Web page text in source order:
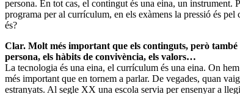
persona. En tot cas, el contingut és una eina, un instrument.
programa per al currículum, en els exàmens la pressió és
és?
Clar. Molt més important que els continguts, però
persona, els hàbits de convivència, els valors…
La tecnologia és una eina, el currículum és una eina. On
més important que en tornem a parlar. De vegades, quan
estranyats. Al segle XX una escola servia per ensenyar a